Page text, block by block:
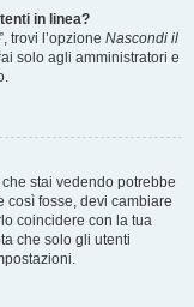
in linea?
trovi l’opzione Nascondi il
solo agli amministratori e
che stai vedendo potrebbe
così fosse, devi cambiare
coincidere con la tua
che solo gli utenti